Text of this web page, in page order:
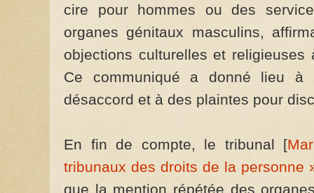
cire pour hommes ou des
organes génitaux masculins,
objections culturelles et
Ce communiqué a donné lieu à
désaccord et à des plaintes pour
En fin de compte, le tribunal [
tribunaux des droits de la personne
que la mention répétée des